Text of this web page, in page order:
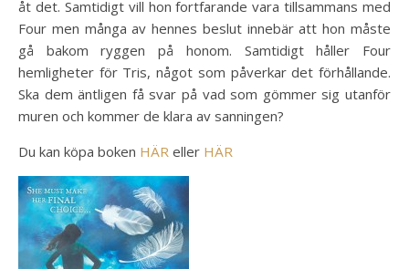
åt det. Samtidigt vill hon fortfarande vara tillsammans med
Four men många av hennes beslut innebär att hon måste
gå bakom ryggen på honom. Samtidigt håller Four
hemligheter för Tris, något som påverkar det förhållande.
Ska dem äntligen få svar på vad som gömmer sig utanför
muren och kommer de klara av sanningen?
Du kan köpa boken HÄR eller HÄR